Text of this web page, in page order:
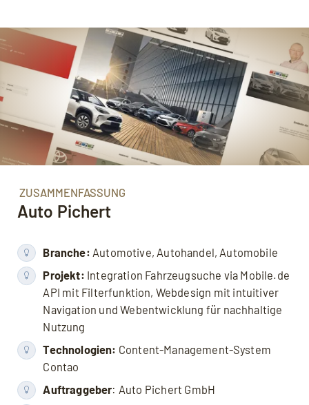
ZUSAMMENFASSUNG
Auto Pichert
Branche: Automotive, Autohandel, Automobile
Projekt: Integration Fahrzeugsuche via Mobile.de
API mit Filterfunktion, Webdesign mit intuitiver
Navigation und Webentwicklung für nachhaltige
Nutzung
Technologien: Content-Management-System
Contao
Auftraggeber: Auto Pichert GmbH